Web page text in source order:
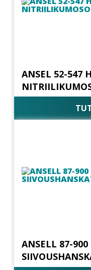
ANSEL 52-547
ANSELL 87-